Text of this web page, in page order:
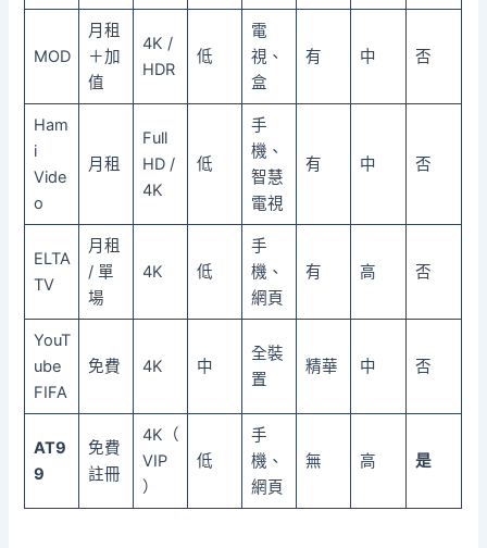
MOD
月租
＋加
值
4K /
HDR
低
電
視、
盒
有 中 否
Ham
i
Vide
o
月租
Full
HD /
4K
低
手
機、
智慧
電視
有 中 否
ELTA
TV
月租
/ 單
場
4K 低
手
機、
網頁
有 高 否
YouT
ube
FIFA
免費 4K 中
全裝
置
精華 中 否
AT9
9
免費
註冊
4K（
VIP
）
低
手
機、
網頁
無 高 是